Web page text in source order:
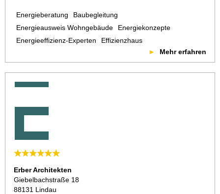
Energieberatung
Baubegleitung
Energieausweis Wohngebäude
Energiekonzepte
Energieeffizienz-Experten
Effizienzhaus
Mehr erfahren
Erber Architekten
Giebelbachstraße 18
88131 Lindau